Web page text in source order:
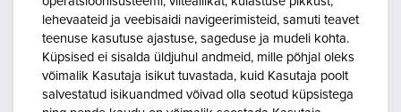
lehevaateid ja veebisaidi navigeerimisteid, samuti teavet
teenuse kasutuse ajastuse, sageduse ja mudeli kohta.
Küpsised ei sisalda üldjuhul andmeid, mille põhjal oleks
võimalik Kasutaja isikut tuvastada, kuid Kasutaja poolt
salvestatud isikuandmed võivad olla seotud küpsistega